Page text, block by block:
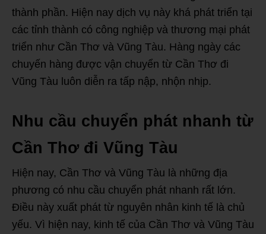
thành phần. Hiện nay dịch vụ này khá phát triển tại
các tỉnh thành có công nghiệp và thương mại phát
triển như Cần Thơ và Vũng Tàu. Hàng ngày các
chuyến hàng được vận chuyển từ Cần Thơ đi
Vũng Tàu luôn diễn ra tấp nập, nhộn nhịp.
Nhu cầu chuyển phát nhanh từ
Cần Thơ đi Vũng Tàu
Hiện nay, Cần Thơ và Vũng Tàu là những địa
phương có nhu cầu chuyển phát nhanh rất lớn.
Điều này xuất phát từ nguyên nhân kinh tế là chủ
yếu. Vì hiện nay, kinh tế của Cần Thơ và Vũng Tàu